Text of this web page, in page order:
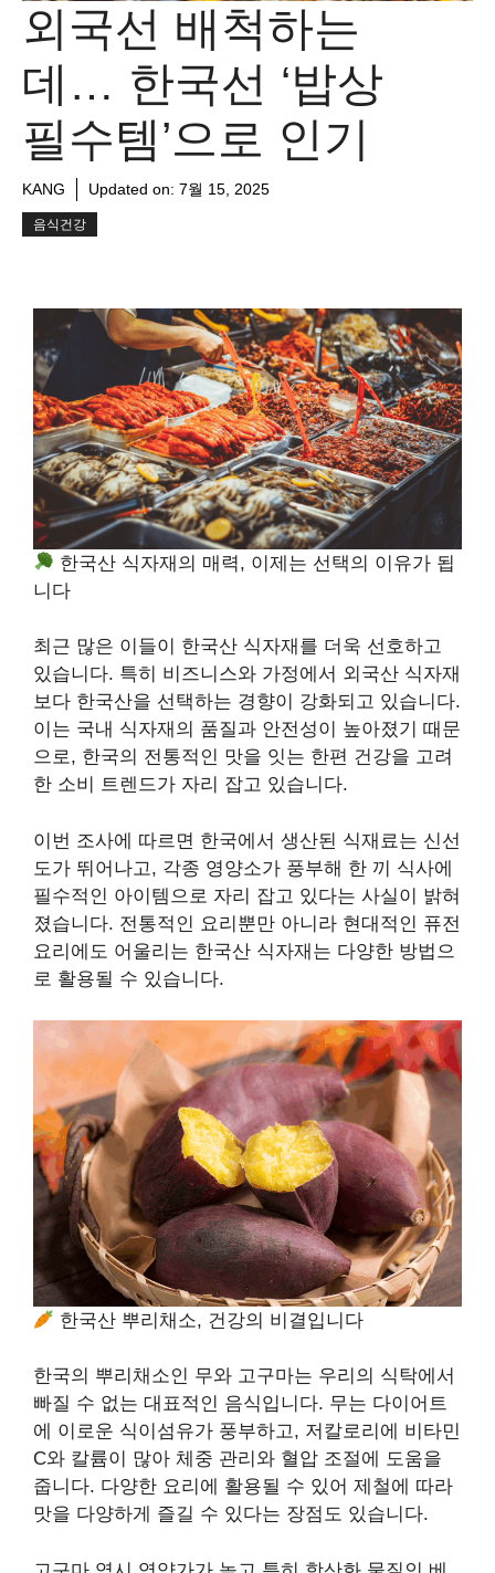
외국선 배척하는
데… 한국선 ‘밥상
필수템’으로 인기
KANG Updated on: 7월 15, 2025
음식건강
한국산 식자재의 매력, 이제는 선택의 이유가 됩
니다
최근 많은 이들이 한국산 식자재를 더욱 선호하고
있습니다. 특히 비즈니스와 가정에서 외국산 식자재
보다 한국산을 선택하는 경향이 강화되고 있습니다.
이는 국내 식자재의 품질과 안전성이 높아졌기 때문
으로, 한국의 전통적인 맛을 잇는 한편 건강을 고려
한 소비 트렌드가 자리 잡고 있습니다.
이번 조사에 따르면 한국에서 생산된 식재료는 신선
도가 뛰어나고, 각종 영양소가 풍부해 한 끼 식사에
필수적인 아이템으로 자리 잡고 있다는 사실이 밝혀
졌습니다. 전통적인 요리뿐만 아니라 현대적인 퓨전
요리에도 어울리는 한국산 식자재는 다양한 방법으
로 활용될 수 있습니다.
한국산 뿌리채소, 건강의 비결입니다
한국의 뿌리채소인 무와 고구마는 우리의 식탁에서
빠질 수 없는 대표적인 음식입니다. 무는 다이어트
에 이로운 식이섬유가 풍부하고, 저칼로리에 비타민
C와 칼륨이 많아 체중 관리와 혈압 조절에 도움을
줍니다. 다양한 요리에 활용될 수 있어 제철에 따라
맛을 다양하게 즐길 수 있다는 장점도 있습니다.